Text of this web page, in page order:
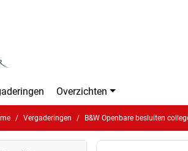
Overzichten
Vergaderingen B&W Openbare besluiten